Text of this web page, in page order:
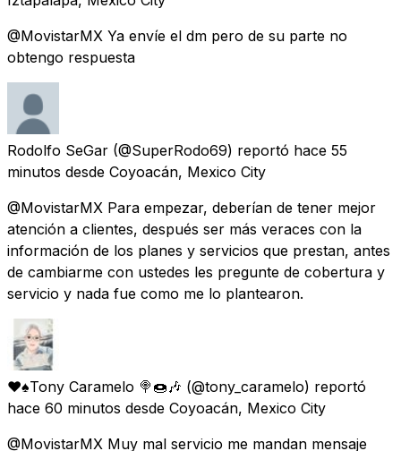
@MovistarMX Ya envíe el dm pero de su parte no
obtengo respuesta
Rodolfo SeGar (@SuperRodo69) reportó hace 55
minutos desde Coyoacán, Mexico City
@MovistarMX Para empezar, deberían de tener mejor
atención a clientes, después ser más veraces con la
información de los planes y servicios que prestan, antes
de cambiarme con ustedes les pregunte de cobertura y
servicio y nada fue como me lo plantearon.
❤️♠️Tony Caramelo 🍭🍩🎶 (@tony_caramelo) reportó
hace 60 minutos desde Coyoacán, Mexico City
@MovistarMX Muy mal servicio me mandan mensaje